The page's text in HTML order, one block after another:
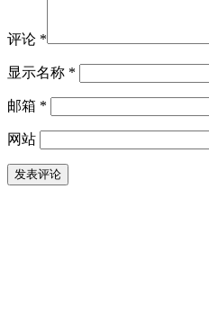
评论 *
显示名称 *
邮箱 *
网站